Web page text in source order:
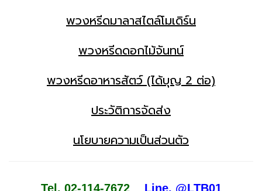
พวงหรีดมาลาสไตล์โมเดิร์น
พวงหรีดดอกไม้จันทน์
พวงหรีดอาหารสัตว์ (ได้บุญ 2 ต่อ)
ประวัติการจัดส่ง
นโยบายความเป็นส่วนตัว
Tel. 02-114-7672 Line. @LTB01